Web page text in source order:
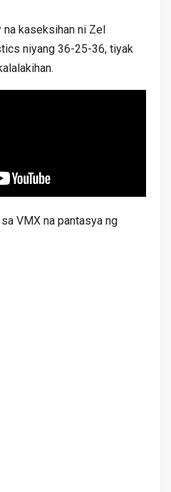
na kaseksihan ni Zel
niyang 36-25-36, tiyak
VMX na pantasya ng